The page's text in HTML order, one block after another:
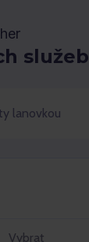
služeb
lanovkou
Vybrat